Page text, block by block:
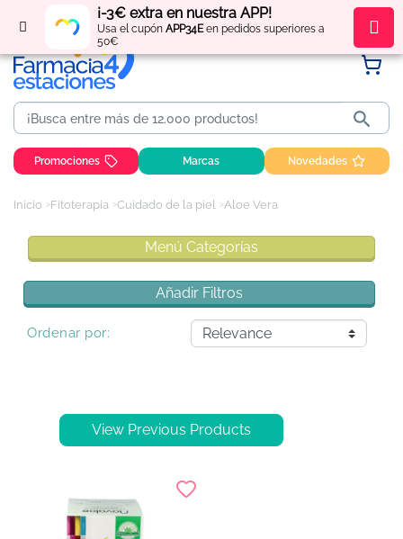
¡-3€ extra en nuestra APP!
Usa el cupón APP34Een pedidos superiores a
50€
Regístratey obténpuntos por tus compras

Promociones Marcas Novedades
Inicio Fitoterapia Cuidado de la piel Aloe Vera
Menú Categorías
Añadir Filtros
Ordenar por:
View Previous Products